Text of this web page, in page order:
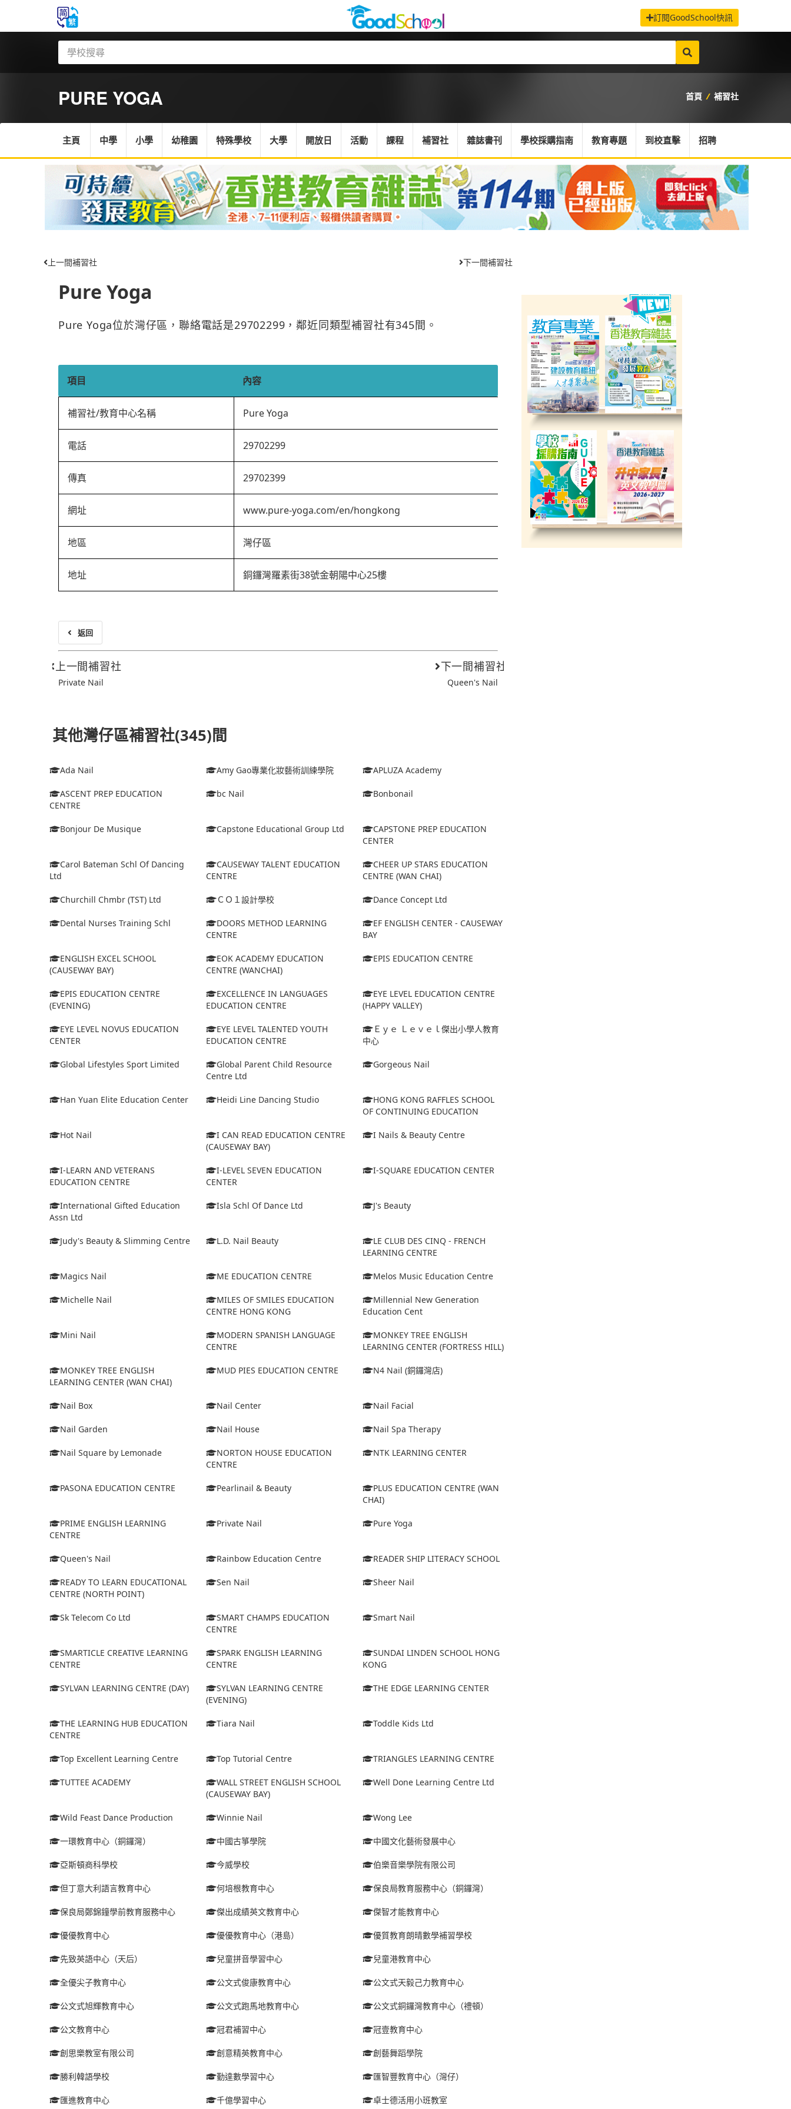
訂閱GoodSchool快訊
PURE YOGA 首頁 / 補習社
主頁 中學 小學 幼稚園 特殊學校 大學 開放日 活動 課程 補習社 雜誌書刊 學校採購指南 教育專題 到校直擊 招聘
上一間補習社 下一間補習社
Pure Yoga
Pure Yoga位於灣仔區，聯絡電話是29702299，鄰近同類型補習社有345間。
項目 內容
補習社/教育中心名稱 Pure Yoga
電話 29702299
傳真 29702399
網址 www.pure-yoga.com/en/hongkong
地區 灣仔區
地址 銅鑼灣羅素街38號金朝陽中心25樓
返回
上一間補習社
Private Nail
下一間補習社
Queen's Nail
其他灣仔區補習社(345)間
Ada Nail Amy Gao專業化妝藝術訓練學院 APLUZA Academy
ASCENT PREP EDUCATION
CENTRE
bc Nail Bonbonail
Bonjour De Musique Capstone Educational Group Ltd
CAPSTONE PREP EDUCATION
CENTER
Carol Bateman Schl Of Dancing
Ltd
CAUSEWAY TALENT EDUCATION
CENTRE
CHEER UP STARS EDUCATION
CENTRE (WAN CHAI)
Churchill Chmbr (TST) Ltd ＣＯ１設計學校 Dance Concept Ltd
Dental Nurses Training Schl
DOORS METHOD LEARNING
CENTRE
EF ENGLISH CENTER - CAUSEWAY
BAY
ENGLISH EXCEL SCHOOL
(CAUSEWAY BAY)
EOK ACADEMY EDUCATION
CENTRE (WANCHAI)
EPIS EDUCATION CENTRE
EPIS EDUCATION CENTRE
(EVENING)
EXCELLENCE IN LANGUAGES
EDUCATION CENTRE
EYE LEVEL EDUCATION CENTRE
(HAPPY VALLEY)
EYE LEVEL NOVUS EDUCATION
CENTER
EYE LEVEL TALENTED YOUTH
EDUCATION CENTRE
Ｅｙｅ Ｌｅｖｅｌ傑出小學人教育
中心
Global Lifestyles Sport Limited
Global Parent Child Resource
Centre Ltd
Gorgeous Nail
Han Yuan Elite Education Center Heidi Line Dancing Studio
HONG KONG RAFFLES SCHOOL
OF CONTINUING EDUCATION
Hot Nail
I CAN READ EDUCATION CENTRE
(CAUSEWAY BAY)
I Nails & Beauty Centre
I-LEARN AND VETERANS
EDUCATION CENTRE
I-LEVEL SEVEN EDUCATION
CENTER
I-SQUARE EDUCATION CENTER
International Gifted Education
Assn Ltd
Isla Schl Of Dance Ltd J's Beauty
Judy's Beauty & Slimming Centre L.D. Nail Beauty
LE CLUB DES CINQ - FRENCH
LEARNING CENTRE
Magics Nail ME EDUCATION CENTRE Melos Music Education Centre
Michelle Nail
MILES OF SMILES EDUCATION
CENTRE HONG KONG
Millennial New Generation
Education Cent
Mini Nail
MODERN SPANISH LANGUAGE
CENTRE
MONKEY TREE ENGLISH
LEARNING CENTER (FORTRESS HILL)
MONKEY TREE ENGLISH
LEARNING CENTER (WAN CHAI)
MUD PIES EDUCATION CENTRE N4 Nail (銅鑼灣店)
Nail Box Nail Center Nail Facial
Nail Garden Nail House Nail Spa Therapy
Nail Square by Lemonade
NORTON HOUSE EDUCATION
CENTRE
NTK LEARNING CENTER
PASONA EDUCATION CENTRE Pearlinail & Beauty
PLUS EDUCATION CENTRE (WAN
CHAI)
PRIME ENGLISH LEARNING
CENTRE
Private Nail Pure Yoga
Queen's Nail Rainbow Education Centre READER SHIP LITERACY SCHOOL
READY TO LEARN EDUCATIONAL
CENTRE (NORTH POINT)
Sen Nail Sheer Nail
Sk Telecom Co Ltd
SMART CHAMPS EDUCATION
CENTRE
Smart Nail
SMARTICLE CREATIVE LEARNING
CENTRE
SPARK ENGLISH LEARNING
CENTRE
SUNDAI LINDEN SCHOOL HONG
KONG
SYLVAN LEARNING CENTRE (DAY)
SYLVAN LEARNING CENTRE
(EVENING)
THE EDGE LEARNING CENTER
THE LEARNING HUB EDUCATION
CENTRE
Tiara Nail Toddle Kids Ltd
Top Excellent Learning Centre Top Tutorial Centre TRIANGLES LEARNING CENTRE
TUTTEE ACADEMY
WALL STREET ENGLISH SCHOOL
(CAUSEWAY BAY)
Well Done Learning Centre Ltd
Wild Feast Dance Production Winnie Nail Wong Lee
一環教育中心（銅鑼灣） 中國古箏學院 中國文化藝術發展中心
亞斯頓商科學校 今威學校 伯樂音樂學院有限公司
但丁意大利語言教育中心 何培根教育中心 保良局教育服務中心（銅鑼灣）
保良局鄭錦鐘學前教育服務中心 傑出成績英文教育中心 傑智才能教育中心
優優教育中心 優優教育中心（港島） 優質教育朗晴數學補習學校
先致英語中心（天后） 兒童拼音學習中心 兒童港教育中心
全優尖子教育中心 公文式俊康教育中心 公文式天毅己力教育中心
公文式旭輝教育中心 公文式跑馬地教育中心 公文式銅鑼灣教育中心（禮頓）
公文教育中心 冠君補習中心 冠壹教育中心
創思樂教室有限公司 創意精英教育中心 創藝舞蹈學院
勝利韓語學校 勤達數學習中心 匯智豐教育中心（灣仔）
匯進教育中心 千億學習中心 卓士德活用小班教室